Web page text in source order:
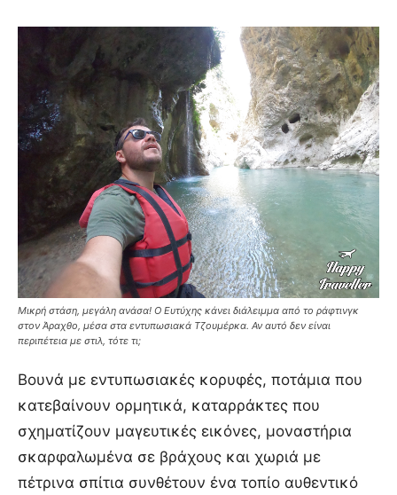
Μικρή στάση, μεγάλη ανάσα! Ο Ευτύχης κάνει διάλειμμα από το ράφτινγκ
στον Άραχθο, μέσα στα εντυπωσιακά Τζουμέρκα. Αν αυτό δεν είναι
περιπέτεια με στιλ, τότε τι;
Βουνά με εντυπωσιακές κορυφές, ποτάμια που
κατεβαίνουν ορμητικά, καταρράκτες που
σχηματίζουν μαγευτικές εικόνες, μοναστήρια
σκαρφαλωμένα σε βράχους και χωριά με
πέτρινα σπίτια συνθέτουν ένα τοπίο αυθεντικό